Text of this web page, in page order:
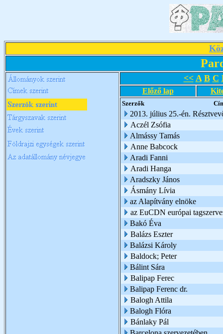
<< A B C
Előző lap
Szerzők
2013. július 25.-én.
Aczél Zsófia
Almássy Tamás
Anne Babcock
Aradi Fanni
Aradi Hanga
Aradszky János
Ásmány Lívia
az Alapítvány elnöke
az EuCDN európai
Bakó Éva
Balázs Eszter
Balázsi Károly
Baldock; Peter
Bálint Sára
Balipap Ferec
Balipap Ferenc dr.
Balogh Attila
Balogh Flóra
Bánlaky Pál